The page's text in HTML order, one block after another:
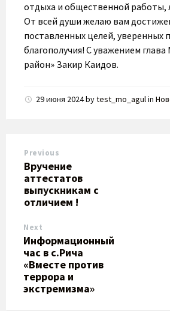
отдыха и общественной работы,
От всей души желаю вам
поставленных целей, уверенных
благополучия! С уважением глава
район» Закир Каидов.
29 июня 2024bytest_mo_agulin
Previous
Вручение
аттестатов
выпускникам с
отличием !
Next
Информационный
час в с.Рича
«Вместе против
террора и
экстремизма»